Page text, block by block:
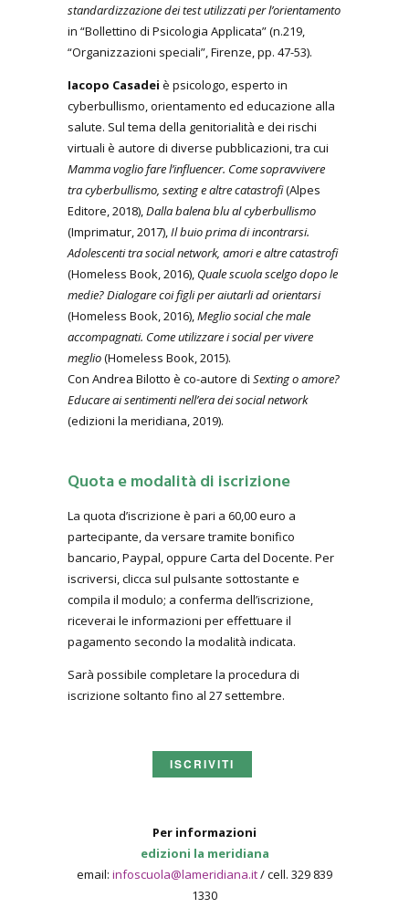
standardizzazione dei test utilizzati per l’orientamento
in “Bollettino di Psicologia Applicata” (n.219,
“Organizzazioni speciali”, Firenze, pp. 47-53).
Iacopo Casadei è psicologo, esperto in
cyberbullismo, orientamento ed educazione alla
salute. Sul tema della genitorialità e dei rischi
virtuali è autore di diverse pubblicazioni, tra cui
Mamma voglio fare l’influencer. Come sopravvivere
tra cyberbullismo, sexting e altre catastrofi(Alpes
Editore, 2018), Dalla balena blu al cyberbullismo
(Imprimatur, 2017), Il buio prima di incontrarsi.
Adolescenti tra social network, amori e altre catastrofi
(Homeless Book, 2016), Quale scuola scelgo dopo le
medie? Dialogare coi figli per aiutarli ad orientarsi
(Homeless Book, 2016), Meglio social che male
accompagnati. Come utilizzare i social per vivere
meglio(Homeless Book, 2015).
Con Andrea Bilotto è co-autore di Sexting o amore?
Educare ai sentimenti nell’era dei social network
(edizioni la meridiana, 2019).
Quota e modalità di iscrizione
La quota d’iscrizione è pari a 60,00 euro a
partecipante, da versare tramite bonifico
bancario, Paypal, oppure Carta del Docente. Per
iscriversi, clicca sul pulsante sottostante e
compila il modulo; a conferma dell’iscrizione,
riceverai le informazioni per effettuare il
pagamento secondo la modalità indicata.
Sarà possibile completare la procedura di
iscrizione soltanto fino al 27 settembre.
ISCRIVITI
Per informazioni
edizioni la meridiana
email: infoscuola@lameridiana.it/ cell. 329 839
1330